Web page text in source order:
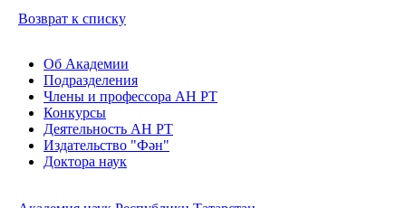
Возврат к списку
Об Академии
Подразделения
Члены и профессора АН РТ
Конкурсы
Деятельность АН РТ
Издательство "Фән"
Доктора наук